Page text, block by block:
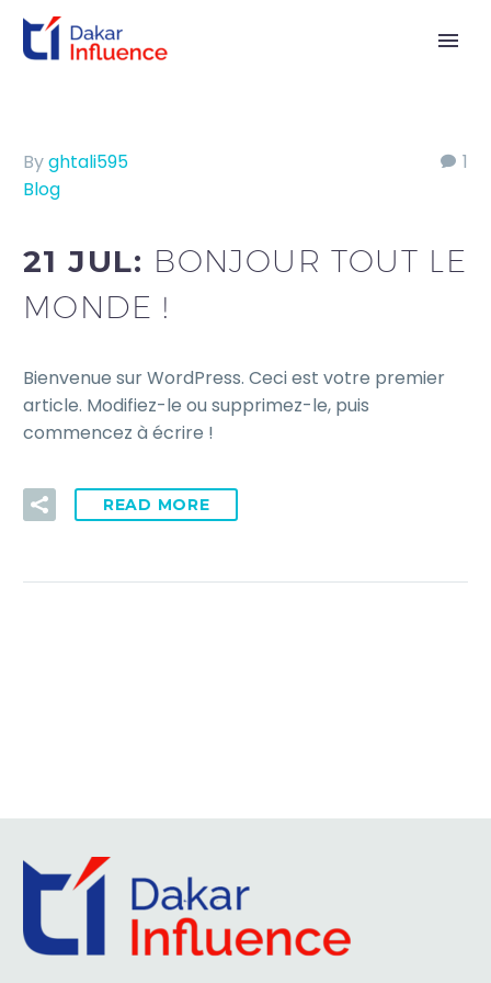
1
Byghtali595
Blog
21 JUL: BONJOUR TOUT LE
MONDE !
Bienvenue sur WordPress. Ceci est votre premier
article. Modifiez-le ou supprimez-le, puis
commencez à écrire !
READ MORE